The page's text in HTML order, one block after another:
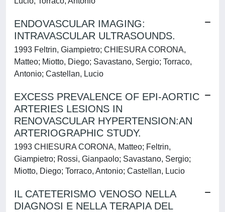
ENDOVASCULAR IMAGING:
INTRAVASCULAR ULTRASOUNDS.
1993 Feltrin, Giampietro; CHIESURA CORONA,
Matteo; Miotto, Diego; Savastano, Sergio; Torraco,
Antonio; Castellan, Lucio
EXCESS PREVALENCE OF EPI-AORTIC
ARTERIES LESIONS IN
RENOVASCULAR HYPERTENSION:AN
ARTERIOGRAPHIC STUDY.
1993 CHIESURA CORONA, Matteo; Feltrin,
Giampietro; Rossi, Gianpaolo; Savastano, Sergio;
Miotto, Diego; Torraco, Antonio; Castellan, Lucio
IL CATETERISMO VENOSO NELLA
DIAGNOSI E NELLA TERAPIA DEL